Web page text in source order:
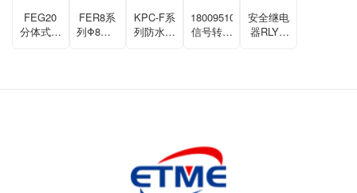
FEG20
分体式位
FER8系
列Φ8mm
KPC-F系
列防水位
1800951021START/STOP
信号转模
安全继电
器RLY3-